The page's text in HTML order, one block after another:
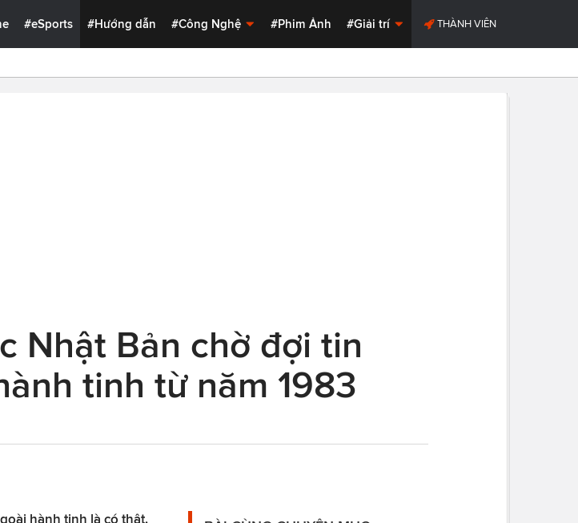
#eSports #Hướng dẫn #Công Nghệ #Phim Ảnh #Giải trí THÀNH VIÊN
Nhật Bản chờ đợi tin
tinh từ năm 1983
hành tinh là có thật.